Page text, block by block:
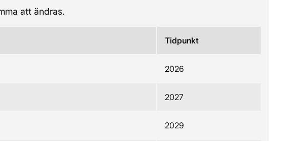
att ändras.
Tidpunkt
2026
2027
2029